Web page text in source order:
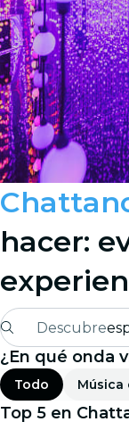
hacer:
Descubre
¿En qué onda
Todo Música
Top 5 en